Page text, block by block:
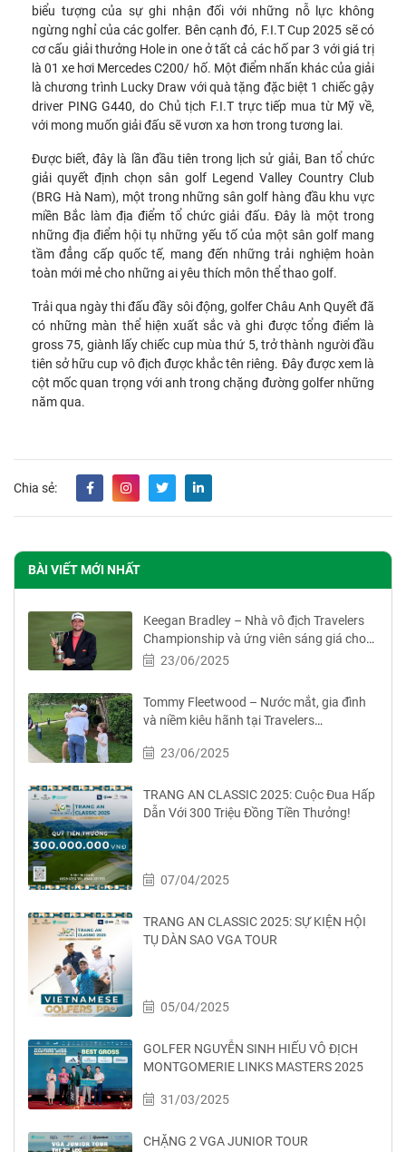
biểu tượng của sự ghi nhận đối với những nỗ lực không
ngừng nghỉ của các golfer. Bên cạnh đó, F.I.T Cup 2025 sẽ có
cơ cấu giải thưởng Hole in one ở tất cả các hố par 3 với giá trị
là 01 xe hơi Mercedes C200/ hố. Một điểm nhấn khác của giải
là chương trình Lucky Draw với quà tặng đặc biệt 1 chiếc gậy
driver PING G440, do Chủ tịch F.I.T trực tiếp mua từ Mỹ về,
với mong muốn giải đấu sẽ vươn xa hơn trong tương lai.
Được biết, đây là lần đầu tiên trong lịch sử giải, Ban tổ chức
giải quyết định chọn sân golf Legend Valley Country Club
(BRG Hà Nam), một trong những sân golf hàng đầu khu vực
miền Bắc làm địa điểm tổ chức giải đấu. Đây là một trong
những địa điểm hội tụ những yếu tố của một sân golf mang
tầm đẳng cấp quốc tế, mang đến những trải nghiệm hoàn
toàn mới mẻ cho những ai yêu thích môn thể thao golf.
Trải qua ngày thi đấu đầy sôi động, golfer Châu Anh Quyết đã
có những màn thể hiện xuất sắc và ghi được tổng điểm là
gross 75, giành lấy chiếc cup mùa thứ 5, trở thành người đầu
tiên sở hữu cup vô địch được khắc tên riêng. Đây được xem là
cột mốc quan trọng với anh trong chặng đường golfer những
năm qua.
Chia sẻ:
BÀI VIẾT MỚI NHẤT
Keegan Bradley – Nhà vô địch Travelers
Championship và ứng viên sáng giá cho
đội Ryder Cup
23/06/2025
Tommy Fleetwood – Nước mắt, gia đình
và niềm kiêu hãnh tại Travelers
23/06/2025
TRANG AN CLASSIC 2025: Cuộc Đua Hấp
Dẫn Với 300 Triệu Đồng Tiền Thưởng!
07/04/2025
TRANG AN CLASSIC 2025: SỰ KIỆN HỘI
TỤ DÀN SAO VGA TOUR
05/04/2025
GOLFER NGUYỄN SINH HIẾU VÔ ĐỊCH
MONTGOMERIE LINKS MASTERS 2025
31/03/2025
CHẶNG 2 VGA JUNIOR TOUR